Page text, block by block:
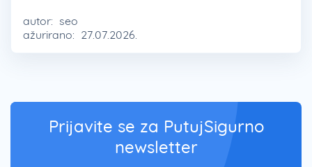
autor: seo
ažurirano: 27.07.2026.
Prijavite se za PutujSigurno
newsletter